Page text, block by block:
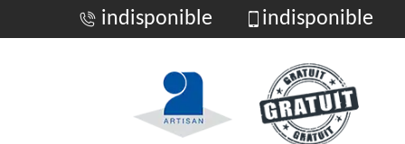
indisponible indisponible